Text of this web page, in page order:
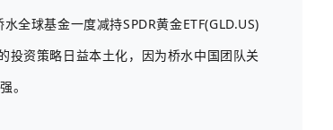
全球基金一度减持SPDR黄金ETF(GLD.US)
投资策略日益本土化，因为桥水中国团队关
。